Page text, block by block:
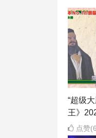
“超级
王》
点赞